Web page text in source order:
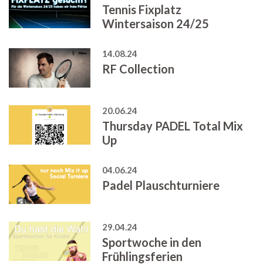
Tennis Fixplatz
Wintersaison 24/25
14.08.24
RF Collection
20.06.24
Thursday PADEL Total Mix
Up
04.06.24
Padel Plauschturniere
29.04.24
Sportwoche in den
Frühlingsferien